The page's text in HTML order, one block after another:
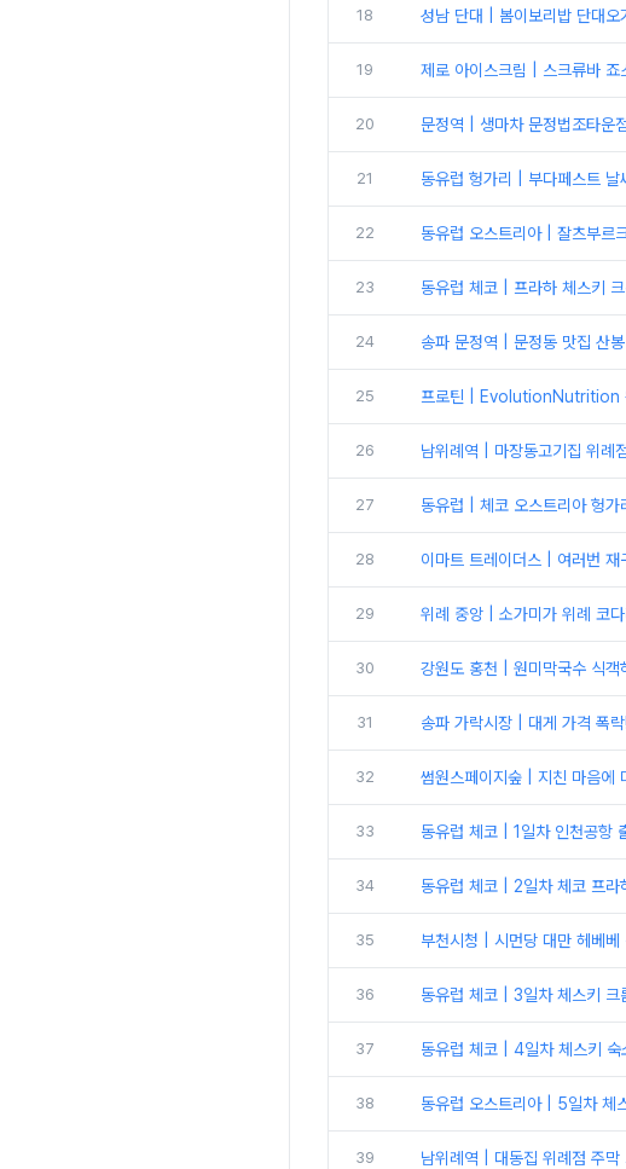
18 성남 단대 | 봄이보리밥 단대오
19 제로 아이스크림 | 스크류바 죠
20 문정역 | 생마차 문정법조타운
21 동유럽 헝가리 | 부다페스트
22 동유럽 오스트리아 | 잘츠부르
23 동유럽 체코 | 프라하 체스키
24 송파 문정역 | 문정동 맛집 산
25 프로틴 | EvolutionNutrition
26 남위례역 | 마장동고기집 위례
27 동유럽 | 체코 오스트리아 헝
28 이마트 트레이더스 | 여러번
29 위례 중앙 | 소가미가 위례 코
30 강원도 홍천 | 원미막국수 식객
31 송파 가락시장 | 대게 가격 폭
32 썸원스페이지숲 | 지친 마음에
33 동유럽 체코 | 1일차 인천공항
34 동유럽 체코 | 2일차 체코 프라
35 부천시청 | 시먼당 대만 헤베베
36 동유럽 체코 | 3일차 체스키
37 동유럽 체코 | 4일차 체스키
38 동유럽 오스트리아 | 5일차
39 남위례역 | 대동집 위례점 주막